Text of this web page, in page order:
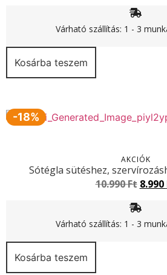
Várható szállítás: 1 - 3
Kosárba teszem
-18%
AKCIÓK
Sótégla sütéshez,
10.990Ft 8.990
Várható szállítás: 1 - 3
Kosárba teszem